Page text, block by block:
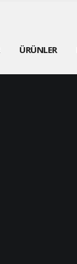
ÜRÜNLER